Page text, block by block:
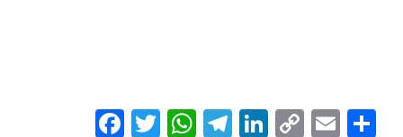
Facebook
Twitter
WhatsApp
Telegram
LinkedIn
Copy